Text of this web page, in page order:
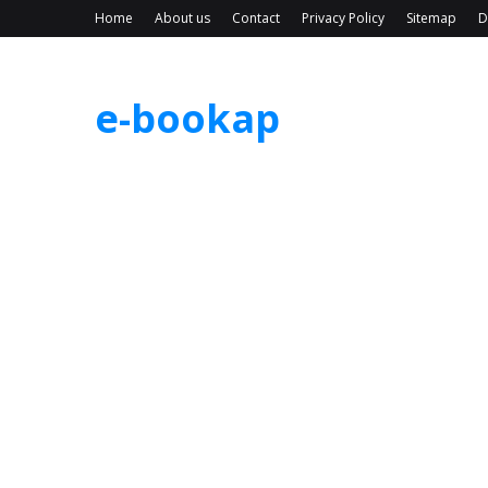
Home About us Contact Privacy Policy Sitemap
e-bookap